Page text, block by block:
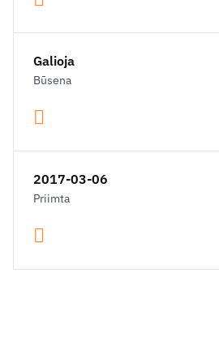
Galioja
Būsena
2017-03-06
Priimta